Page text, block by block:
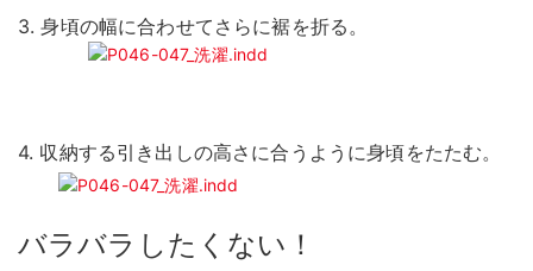
3. 身頃の幅に合わせてさらに裾を折る。
4. 収納する引き出しの高さに合うように身頃をたたむ。
バラバラしたくない！